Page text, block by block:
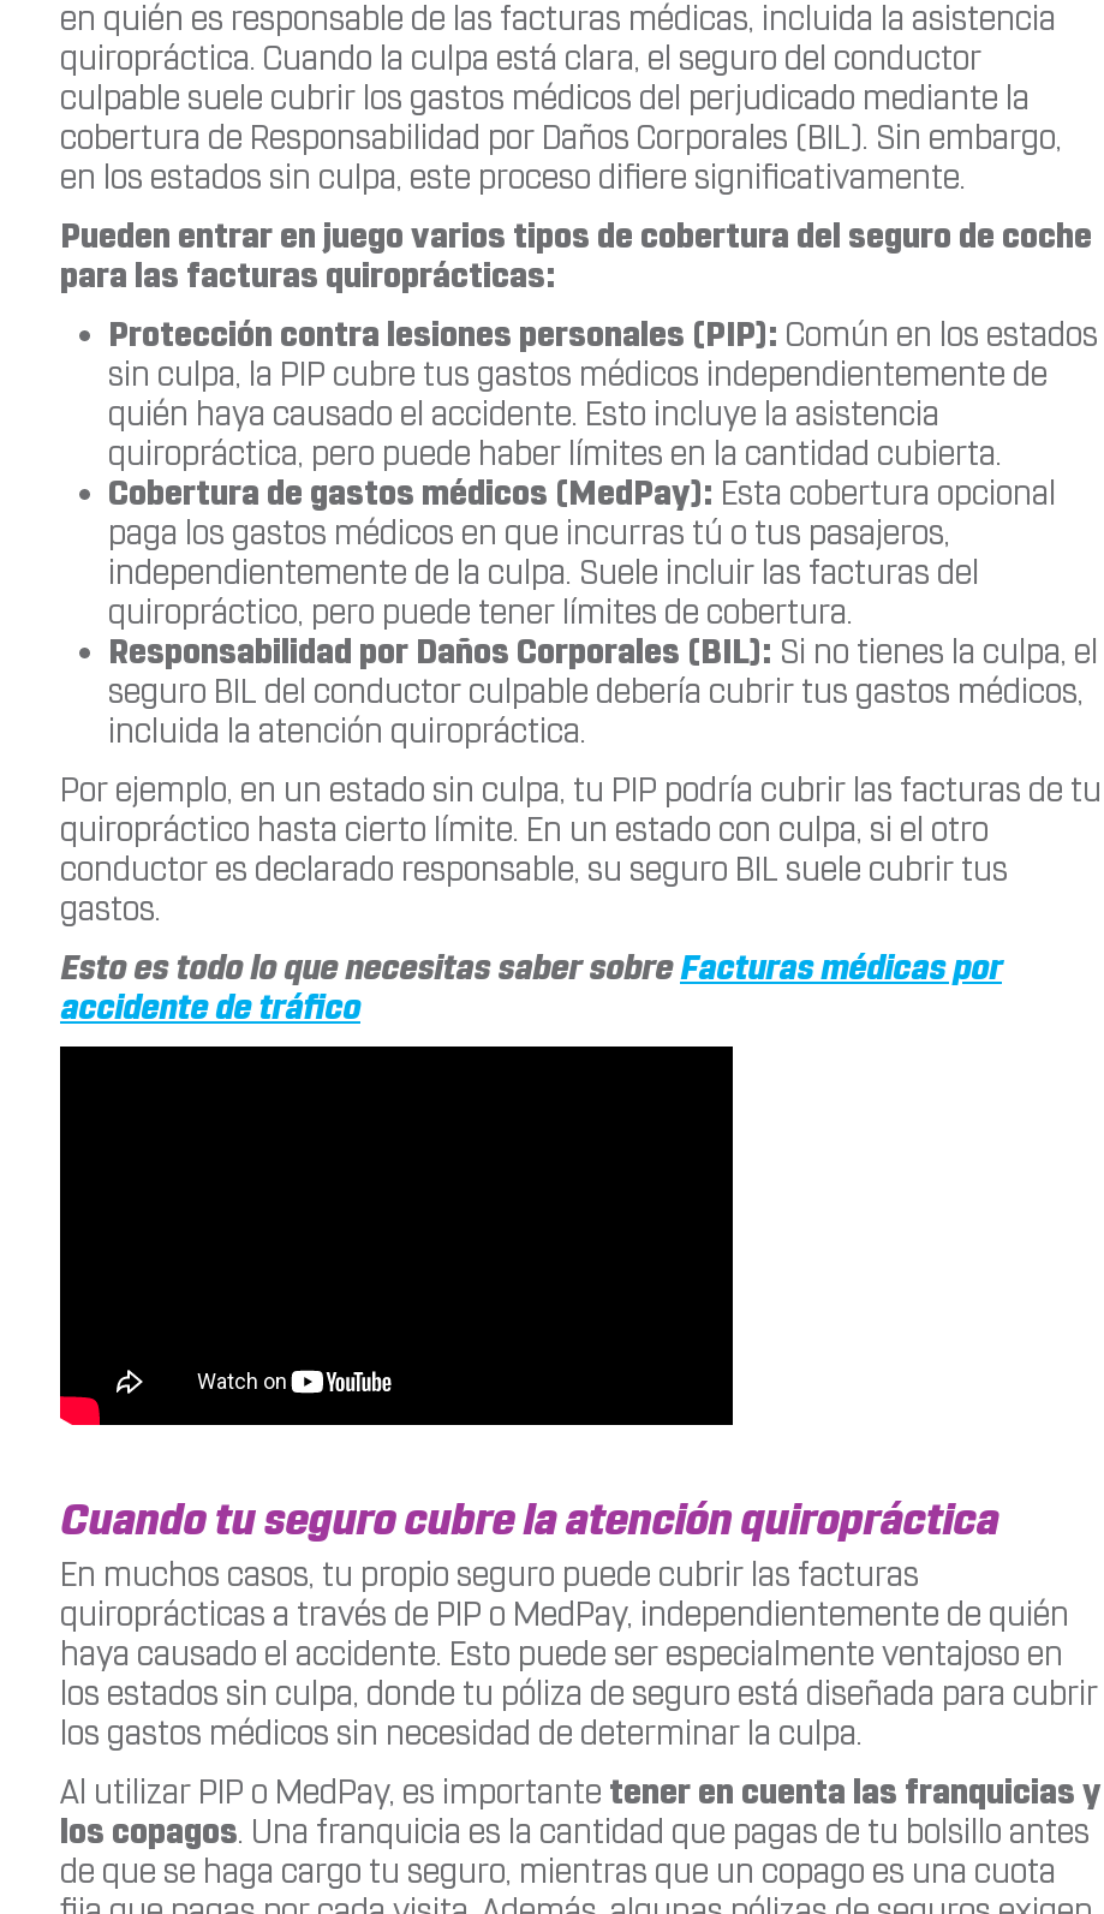
en quién es responsable de las facturas médicas, incluida la asistencia
quiropráctica. Cuando la culpa está clara, el seguro del conductor
culpable suele cubrir los gastos médicos del perjudicado mediante la
cobertura de Responsabilidad por Daños Corporales (BIL). Sin embargo,
en los estados sin culpa, este proceso difiere significativamente.
Pueden entrar en juego varios tipos de cobertura del seguro de coche
para las facturas quiroprácticas:
Protección contra lesiones personales (PIP): Común en los estados
sin culpa, la PIP cubre tus gastos médicos independientemente de
quién haya causado el accidente. Esto incluye la asistencia
quiropráctica, pero puede haber límites en la cantidad cubierta.
Cobertura de gastos médicos (MedPay): Esta cobertura opcional
paga los gastos médicos en que incurras tú o tus pasajeros,
independientemente de la culpa. Suele incluir las facturas del
quiropráctico, pero puede tener límites de cobertura.
Responsabilidad por Daños Corporales (BIL): Si no tienes la culpa, el
seguro BIL del conductor culpable debería cubrir tus gastos médicos,
incluida la atención quiropráctica.
Por ejemplo, en un estado sin culpa, tu PIP podría cubrir las facturas de tu
quiropráctico hasta cierto límite. En un estado con culpa, si el otro
conductor es declarado responsable, su seguro BIL suele cubrir tus
gastos.
Esto es todo lo que necesitas saber sobreFacturas médicas por
accidente de tráfico
Cuando tu seguro cubre la atención quiropráctica
En muchos casos, tu propio seguro puede cubrir las facturas
quiroprácticas a través de PIP o MedPay, independientemente de quién
haya causado el accidente. Esto puede ser especialmente ventajoso en
los estados sin culpa, donde tu póliza de seguro está diseñada para cubrir
los gastos médicos sin necesidad de determinar la culpa.
Al utilizar PIP o MedPay, es importante tener en cuenta las franquicias y
los copagos. Una franquicia es la cantidad que pagas de tu bolsillo antes
de que se haga cargo tu seguro, mientras que un copago es una cuota